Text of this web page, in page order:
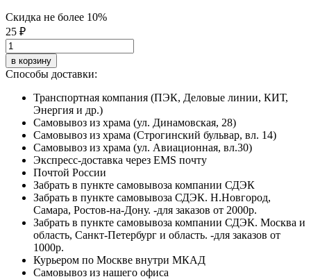
Скидка не более 10%
25 ₽
в корзину
Способы доставки:
Транспортная компания (ПЭК, Деловые линии, КИТ,
Энергия и др.)
Самовывоз из храма (ул. Динамовская, 28)
Самовывоз из храма (Строгинский бульвар, вл. 14)
Самовывоз из храма (ул. Авиационная, вл.30)
Экспресс-доставка через EMS почту
Почтой России
Забрать в пункте самовывоза компании СДЭК
Забрать в пункте самовывоза СДЭК. Н.Новгород,
Самара, Ростов-на-Дону. -для заказов от 2000р.
Забрать в пункте самовывоза компании СДЭК. Москва и
область, Санкт-Петербург и область. -для заказов от
1000р.
Курьером по Москве внутри МКАД
Самовывоз из нашего офиса